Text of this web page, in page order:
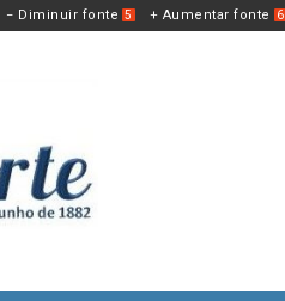
− Diminuir fonte 5 + Aumentar fonte 6